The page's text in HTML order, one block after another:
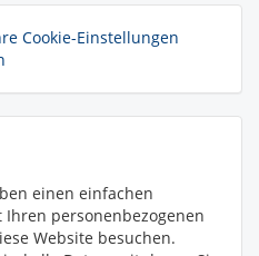
Cookie-Einstellungen
einen einfachen
personenbezogenen
Website besuchen.